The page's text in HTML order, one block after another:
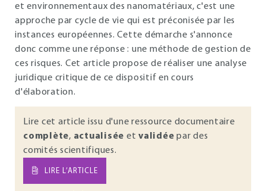
et environnementaux des nanomatériaux, c'est une
approche par cycle de vie qui est préconisée par les
instances européennes. Cette démarche s'annonce
donc comme une réponse : une méthode de gestion de
ces risques. Cet article propose de réaliser une analyse
juridique critique de ce dispositif en cours
d'élaboration.
Lire cet article issu d'une ressource documentaire
complète, actualisée et validée par des
comités scientifiques.
LIRE L’ARTICLE